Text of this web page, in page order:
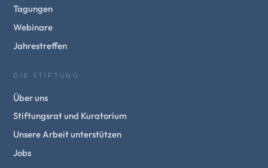
Tagungen
Webinare
Jahrestreffen
DIE STIFTUNG
Über uns
Stiftungsrat und Kuratorium
Unsere Arbeit unterstützen
Jobs